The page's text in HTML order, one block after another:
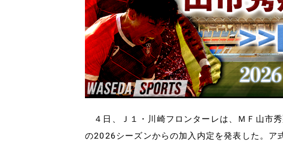
４日、Ｊ１・川崎フロンターレは、ＭＦ山市
の2026シーズンからの加入内定を発表した。ア